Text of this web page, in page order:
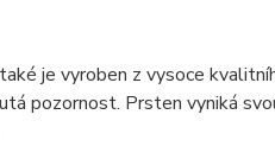
je vyroben z vysoce
pozornost. Prsten vyniká